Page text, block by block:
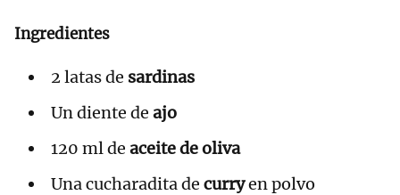
Ingredientes
2 latas de sardinas
Un diente de ajo
120 ml de aceite de oliva
Una cucharadita de curryen polvo